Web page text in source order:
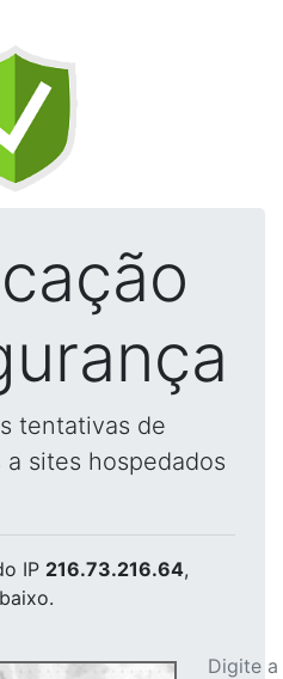
tentativas de
sites hospedados
IP 216.73.216.64,
Digite